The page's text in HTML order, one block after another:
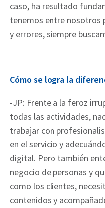
caso, ha resultado
tenemos entre nosotros
y errores, siempre
Cómo se logra la
-JP: Frente a la feroz
todas las actividades,
trabajar con
en el servicio y
digital. Pero también
negocio de personas y
como los clientes,
contenidos y